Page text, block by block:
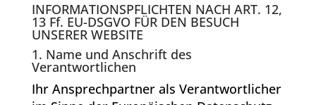
INFORMATIONSPFLICHTEN NACH ART. 12,
13 Ff. EU-DSGVO FÜR DEN BESUCH
UNSERER WEBSITE
1. Name und Anschrift des
Verantwortlichen
Ihr Ansprechpartner als Verantwortlicher